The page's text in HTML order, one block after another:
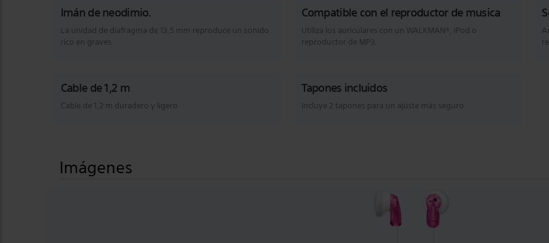
Imán de neodimio.
La unidad de diafragma de 13,5 mm reproduce un sonido
rico en graves
Compatible con el reproductor de musica
Utiliza los auriculares con un WALKMAN®, iPod o
reproductor de MP3
Cable de 1,2 m
Cable de 1,2 m duradero y ligero
Tapones incluidos
Incluye 2 tapones para un ajuste más seguro
Imágenes